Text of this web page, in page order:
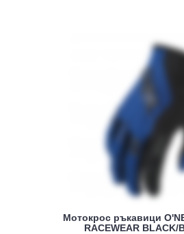
Mотокрос ръкавици
RACEWEAR BLACK/